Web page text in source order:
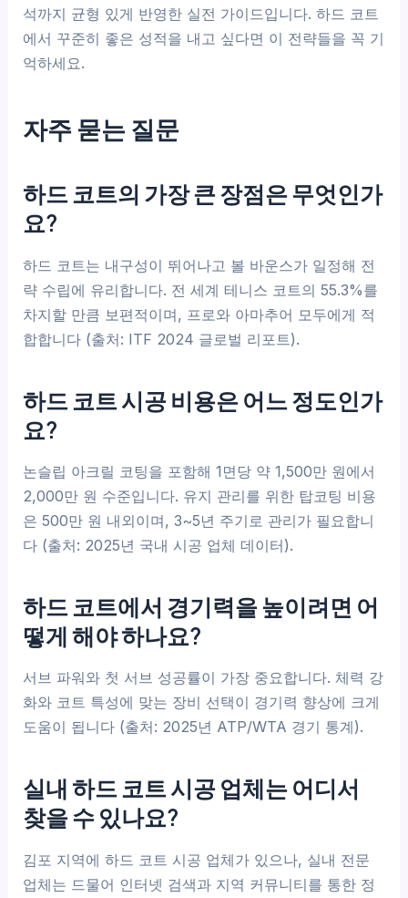
석까지 균형 있게 반영한 실전 가이드입니다. 하드 코트
에서 꾸준히 좋은 성적을 내고 싶다면 이 전략들을 꼭 기
억하세요.
자주 묻는 질문
하드 코트의 가장 큰 장점은 무엇인가
요?
하드 코트는 내구성이 뛰어나고 볼 바운스가 일정해 전
략 수립에 유리합니다. 전 세계 테니스 코트의 55.3%를
차지할 만큼 보편적이며, 프로와 아마추어 모두에게 적
합합니다 (출처: ITF 2024 글로벌 리포트).
하드 코트 시공 비용은 어느 정도인가
요?
논슬립 아크릴 코팅을 포함해 1면당 약 1,500만 원에서
2,000만 원 수준입니다. 유지 관리를 위한 탑코팅 비용
은 500만 원 내외이며, 3~5년 주기로 관리가 필요합니
다 (출처: 2025년 국내 시공 업체 데이터).
하드 코트에서 경기력을 높이려면 어
떻게 해야 하나요?
서브 파워와 첫 서브 성공률이 가장 중요합니다. 체력 강
화와 코트 특성에 맞는 장비 선택이 경기력 향상에 크게
도움이 됩니다 (출처: 2025년 ATP/WTA 경기 통계).
실내 하드 코트 시공 업체는 어디서
찾을 수 있나요?
김포 지역에 하드 코트 시공 업체가 있으나, 실내 전문
업체는 드물어 인터넷 검색과 지역 커뮤니티를 통한 정